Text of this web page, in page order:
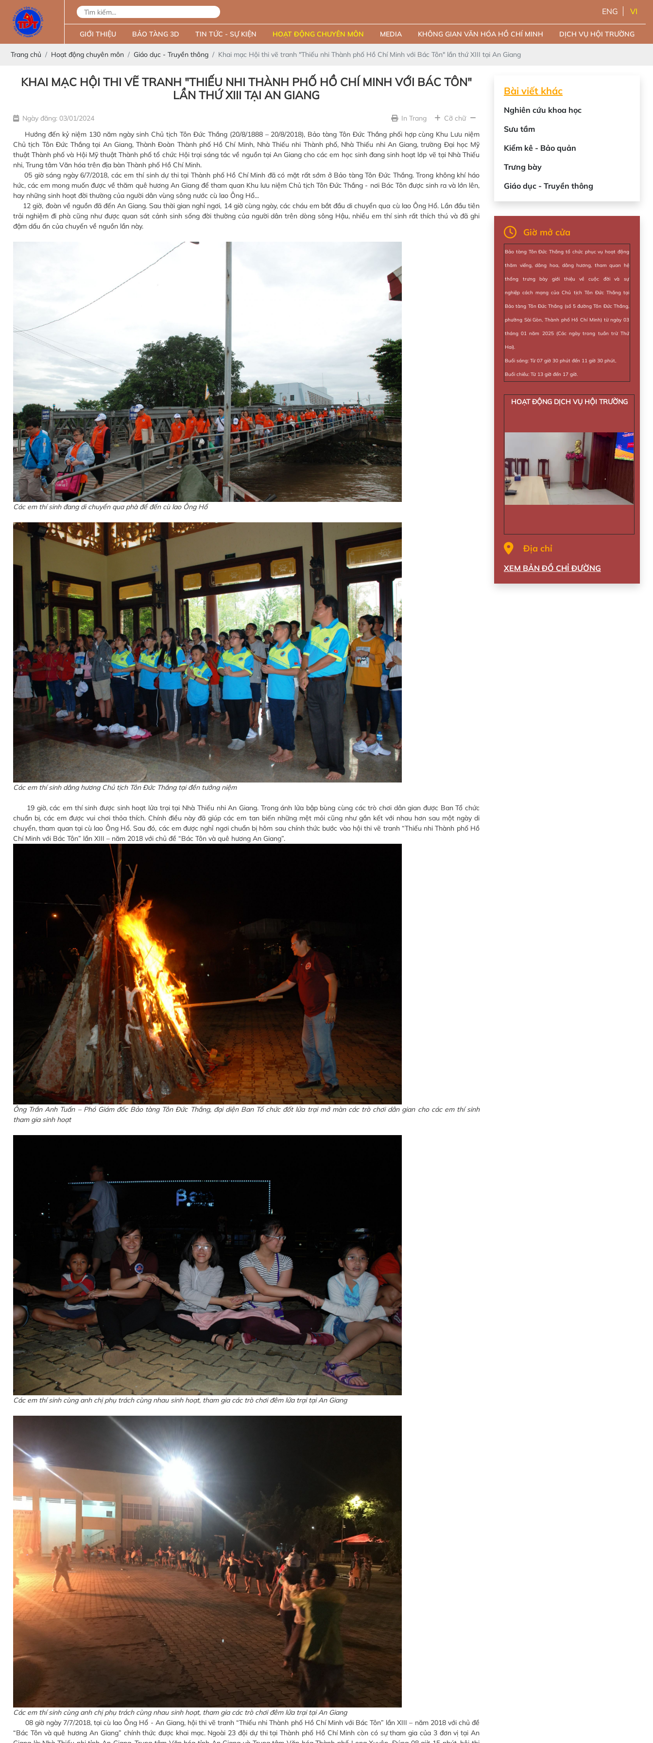
ENG VI
GIỚI THIỆU BẢO TÀNG 3D TIN TỨC - SỰ KIỆN HOẠT ĐỘNG CHUYÊN MÔN MEDIA KHÔNG GIAN VĂN HÓA HỒ CHÍ MINH DỊCH VỤ HỘI TRƯỜNG
Trang chủ Hoạt động chuyên môn Giáo dục - Truyền thông Khai mạc Hội thi vẽ tranh "Thiếu nhi Thành phố Hồ Chí Minh với Bác Tôn" lần thứ XIII tại An Giang
KHAI MẠC HỘI THI VẼ TRANH "THIẾU NHI THÀNH PHỐ HỒ CHÍ MINH VỚI BÁC TÔN"
LẦN THỨ XIII TẠI AN GIANG
Ngày đăng: 03/01/2024 In Trang
Cỡ chữ
Hướng đến kỷ niệm 130 năm ngày sinh Chủ tịch Tôn Đức Thắng (20/8/1888 – 20/8/2018), Bảo tàng Tôn Đức Thắng phối hợp cùng Khu Lưu niệm
Chủ tịch Tôn Đức Thắng tại An Giang, Thành Đoàn Thành phố Hồ Chí Minh, Nhà Thiếu nhi Thành phố, Nhà Thiếu nhi An Giang, trường Đại học Mỹ
thuật Thành phố và Hội Mỹ thuật Thành phố tổ chức Hội trại sáng tác về nguồn tại An Giang cho các em học sinh đang sinh hoạt lớp vẽ tại Nhà Thiếu
nhi, Trung tâm Văn hóa trên địa bàn Thành phố Hồ Chí Minh.
05 giờ sáng ngày 6/7/2018, các em thí sinh dự thi tại Thành phố Hồ Chí Minh đã có mặt rất sớm ở Bảo tàng Tôn Đức Thắng. Trong không khí háo
hức, các em mong muốn được về thăm quê hương An Giang để tham quan Khu lưu niệm Chủ tịch Tôn Đức Thắng - nơi Bác Tôn được sinh ra và lớn lên,
hay những sinh hoạt đời thường của người dân vùng sông nước cù lao Ông Hổ...
12 giờ, đoàn về nguồn đã đến An Giang. Sau thời gian nghỉ ngơi, 14 giờ cùng ngày, các cháu em bắt đầu di chuyển qua cù lao Ông Hổ. Lần đầu tiên
trải nghiệm đi phà cũng như được quan sát cảnh sinh sống đời thường của người dân trên dòng sông Hậu, nhiều em thí sinh rất thích thú và đã ghi
đậm dấu ấn của chuyến về nguồn lần này.
Các em thí sinh đang di chuyển qua phà để đến cù lao Ông Hổ
Các em thí sinh dâng hương Chủ tịch Tôn Đức Thắng tại đền tưởng niệm
19 giờ, các em thí sinh được sinh hoạt lửa trại tại Nhà Thiếu nhi An Giang. Trong ánh lửa bập bùng cùng các trò chơi dân gian được Ban Tổ chức
chuẩn bị, các em được vui chơi thỏa thích. Chính điều này đã giúp các em tan biến những mệt mỏi cũng như gắn kết với nhau hơn sau một ngày di
chuyển, tham quan tại cù lao Ông Hổ. Sau đó, các em được nghỉ ngơi chuẩn bị hôm sau chính thức bước vào hội thi vẽ tranh “Thiếu nhi Thành phố Hồ
Chí Minh với Bác Tôn” lần XIII – năm 2018 với chủ đề “Bác Tôn và quê hương An Giang”.
Ông Trần Anh Tuấn – Phó Giám đốc Bảo tàng Tôn Đức Thắng, đại diện Ban Tổ chức đốt lửa trại mở màn các trò chơi dân gian cho các em thí sinh
tham gia sinh hoạt
Các em thí sinh cùng anh chị phụ trách cùng nhau sinh hoạt, tham gia các trò chơi đêm lửa trại tại An Giang
Các em thí sinh cùng anh chị phụ trách cùng nhau sinh hoạt, tham gia các trò chơi đêm lửa trại tại An Giang
08 giờ ngày 7/7/2018, tại cù lao Ông Hổ - An Giang, hội thi vẽ tranh “Thiếu nhi Thành phố Hồ Chí Minh với Bác Tôn” lần XIII – năm 2018 với chủ đề
“Bác Tôn và quê hương An Giang” chính thức được khai mạc. Ngoài 23 đội dự thi tại Thành phố Hồ Chí Minh còn có sự tham gia của 3 đơn vị tại An
Bài viết khác
Nghiên cứu khoa học
Sưu tầm
Kiểm kê - Bảo quản
Trưng bày
Giáo dục - Truyền thông
Giờ mở cửa
Bảo tàng Tôn Đức Thắng tổ chức phục vụ hoạt động
thăm viếng, dâng hoa, dâng hương, tham quan hệ
thống trưng bày giới thiệu về cuộc đời và sự
nghiệp cách mạng của Chủ tịch Tôn Đức Thắng tại
Bảo tàng Tôn Đức Thắng (số 5 đường Tôn Đức Thắng,
phường Sài Gòn, Thành phố Hồ Chí Minh) từ ngày 03
tháng 01 năm 2025 (Các ngày trong tuần trừ Thứ
Hai).
Buổi sáng: Từ 07 giờ 30 phút đến 11 giờ 30 phút,
Buổi chiều: Từ 13 giờ đến 17 giờ.
HOẠT ĐỘNG DỊCH VỤ HỘI TRƯỜNG
Địa chỉ
XEM BẢN ĐỒ CHỈ ĐƯỜNG